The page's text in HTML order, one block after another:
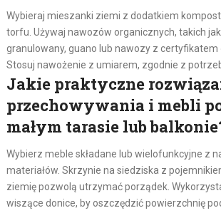
Wybieraj mieszanki ziemi z dodatkiem
torfu. Używaj nawozów organicznych, takich
granulowany, guano lub nawozy z certyfikatem
Stosuj nawożenie z umiarem, zgodnie z
Jakie praktyczne
przechowywania i mebli
małym tarasie lub
Wybierz meble składane lub wielofunkcyjne z
materiałów. Skrzynie na siedziska z
ziemię pozwolą utrzymać porządek.
wiszące donice, by oszczędzić powierzchnię